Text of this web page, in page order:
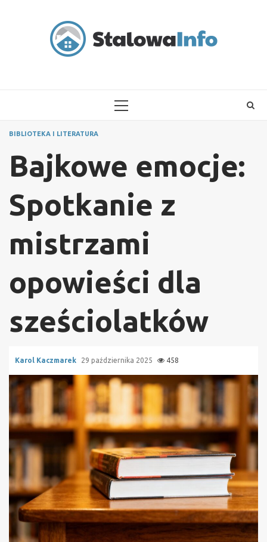
PRIMARY
BIBLIOTEKA I LITERATURA
Bajkowe emocje:
Spotkanie z
mistrzami
opowieści dla
sześciolatków
Karol Kaczmarek 29 października 2025 458